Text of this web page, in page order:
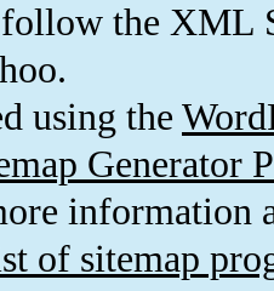
the XML
using the
Generator
information
of sitemap